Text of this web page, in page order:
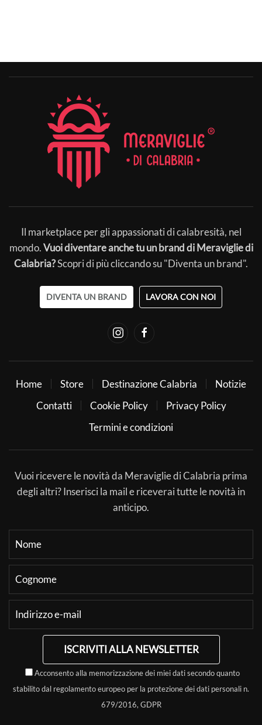
Il marketplace per gli appassionati di calabresità, nel
mondo.Vuoi diventare anche tu un brand di Meraviglie di
Calabria?Scopri di più cliccando su "Diventa un brand".
DIVENTA UN BRAND LAVORA CON NOI
Home Store Destinazione Calabria
Notizie
Contatti
Cookie Policy
Privacy Policy
Termini e condizioni
Vuoi ricevere le novità da Meraviglie di Calabria prima
degli altri? Inserisci la mail e riceverai tutte le novità in
anticipo.
ISCRIVITI ALLA NEWSLETTER
Acconsento alla memorizzazione dei miei dati secondo quanto
stabilito dal regolamento europeo per la protezione dei dati personali n.
679/2016, GDPR